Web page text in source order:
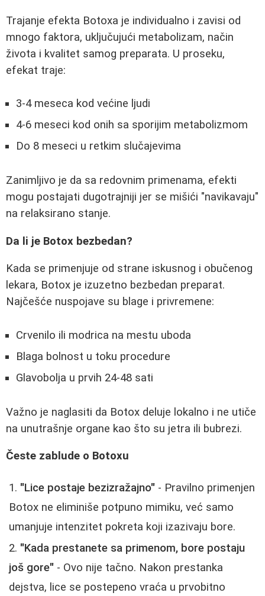
Trajanje efekta Botoxa je individualno i zavisi od
mnogo faktora, uključujući metabolizam, način
života i kvalitet samog preparata. U proseku,
efekat traje:
3-4 meseca kod većine ljudi
4-6 meseci kod onih sa sporijim metabolizmom
Do 8 meseci u retkim slučajevima
Zanimljivo je da sa redovnim primenama, efekti
mogu postajati dugotrajniji jer se mišići "navikavaju"
na relaksirano stanje.
Da li je Botox bezbedan?
Kada se primenjuje od strane iskusnog i obučenog
lekara, Botox je izuzetno bezbedan preparat.
Najčešće nuspojave su blage i privremene:
Crvenilo ili modrica na mestu uboda
Blaga bolnost u toku procedure
Glavobolja u prvih 24-48 sati
Važno je naglasiti da Botox deluje lokalno i ne utiče
na unutrašnje organe kao što su jetra ili bubrezi.
Česte zablude o Botoxu
"Lice postaje bezizražajno" - Pravilno primenjen
Botox ne eliminiše potpuno mimiku, već samo
umanjuje intenzitet pokreta koji izazivaju bore.
"Kada prestanete sa primenom, bore postaju
još gore" - Ovo nije tačno. Nakon prestanka
dejstva, lice se postepeno vraća u prvobitno